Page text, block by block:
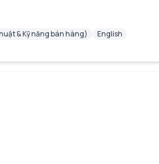
& Kỹ năng bán hàng)
English